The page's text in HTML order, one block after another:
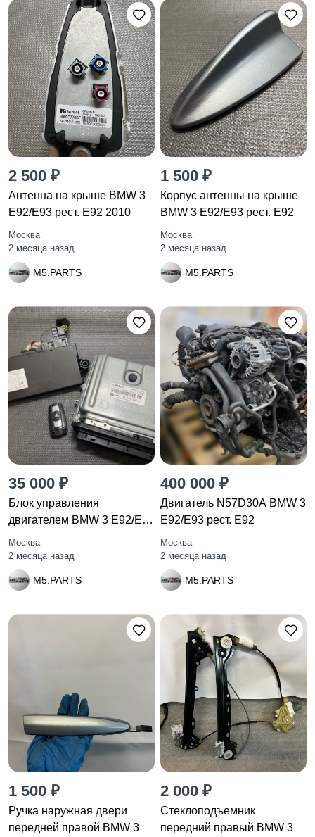
2 500 ₽
Антенна на крыше BMW 3
E92/E93 рест. E92 2010
Москва
2 месяца назад
M5.PARTS
1 500 ₽
Корпус антенны на крыше
BMW 3 E92/E93 рест. E92
Москва
2 месяца назад
M5.PARTS
35 000 ₽
Блок управления
двигателем BMW 3 E92/E93
рест. E92
Москва
2 месяца назад
M5.PARTS
400 000 ₽
Двигатель N57D30A BMW 3
E92/E93 рест. E92
Москва
2 месяца назад
M5.PARTS
1 500 ₽
Ручка наружная двери
передней правой BMW 3
2 000 ₽
Стеклоподъемник
передний правый BMW 3